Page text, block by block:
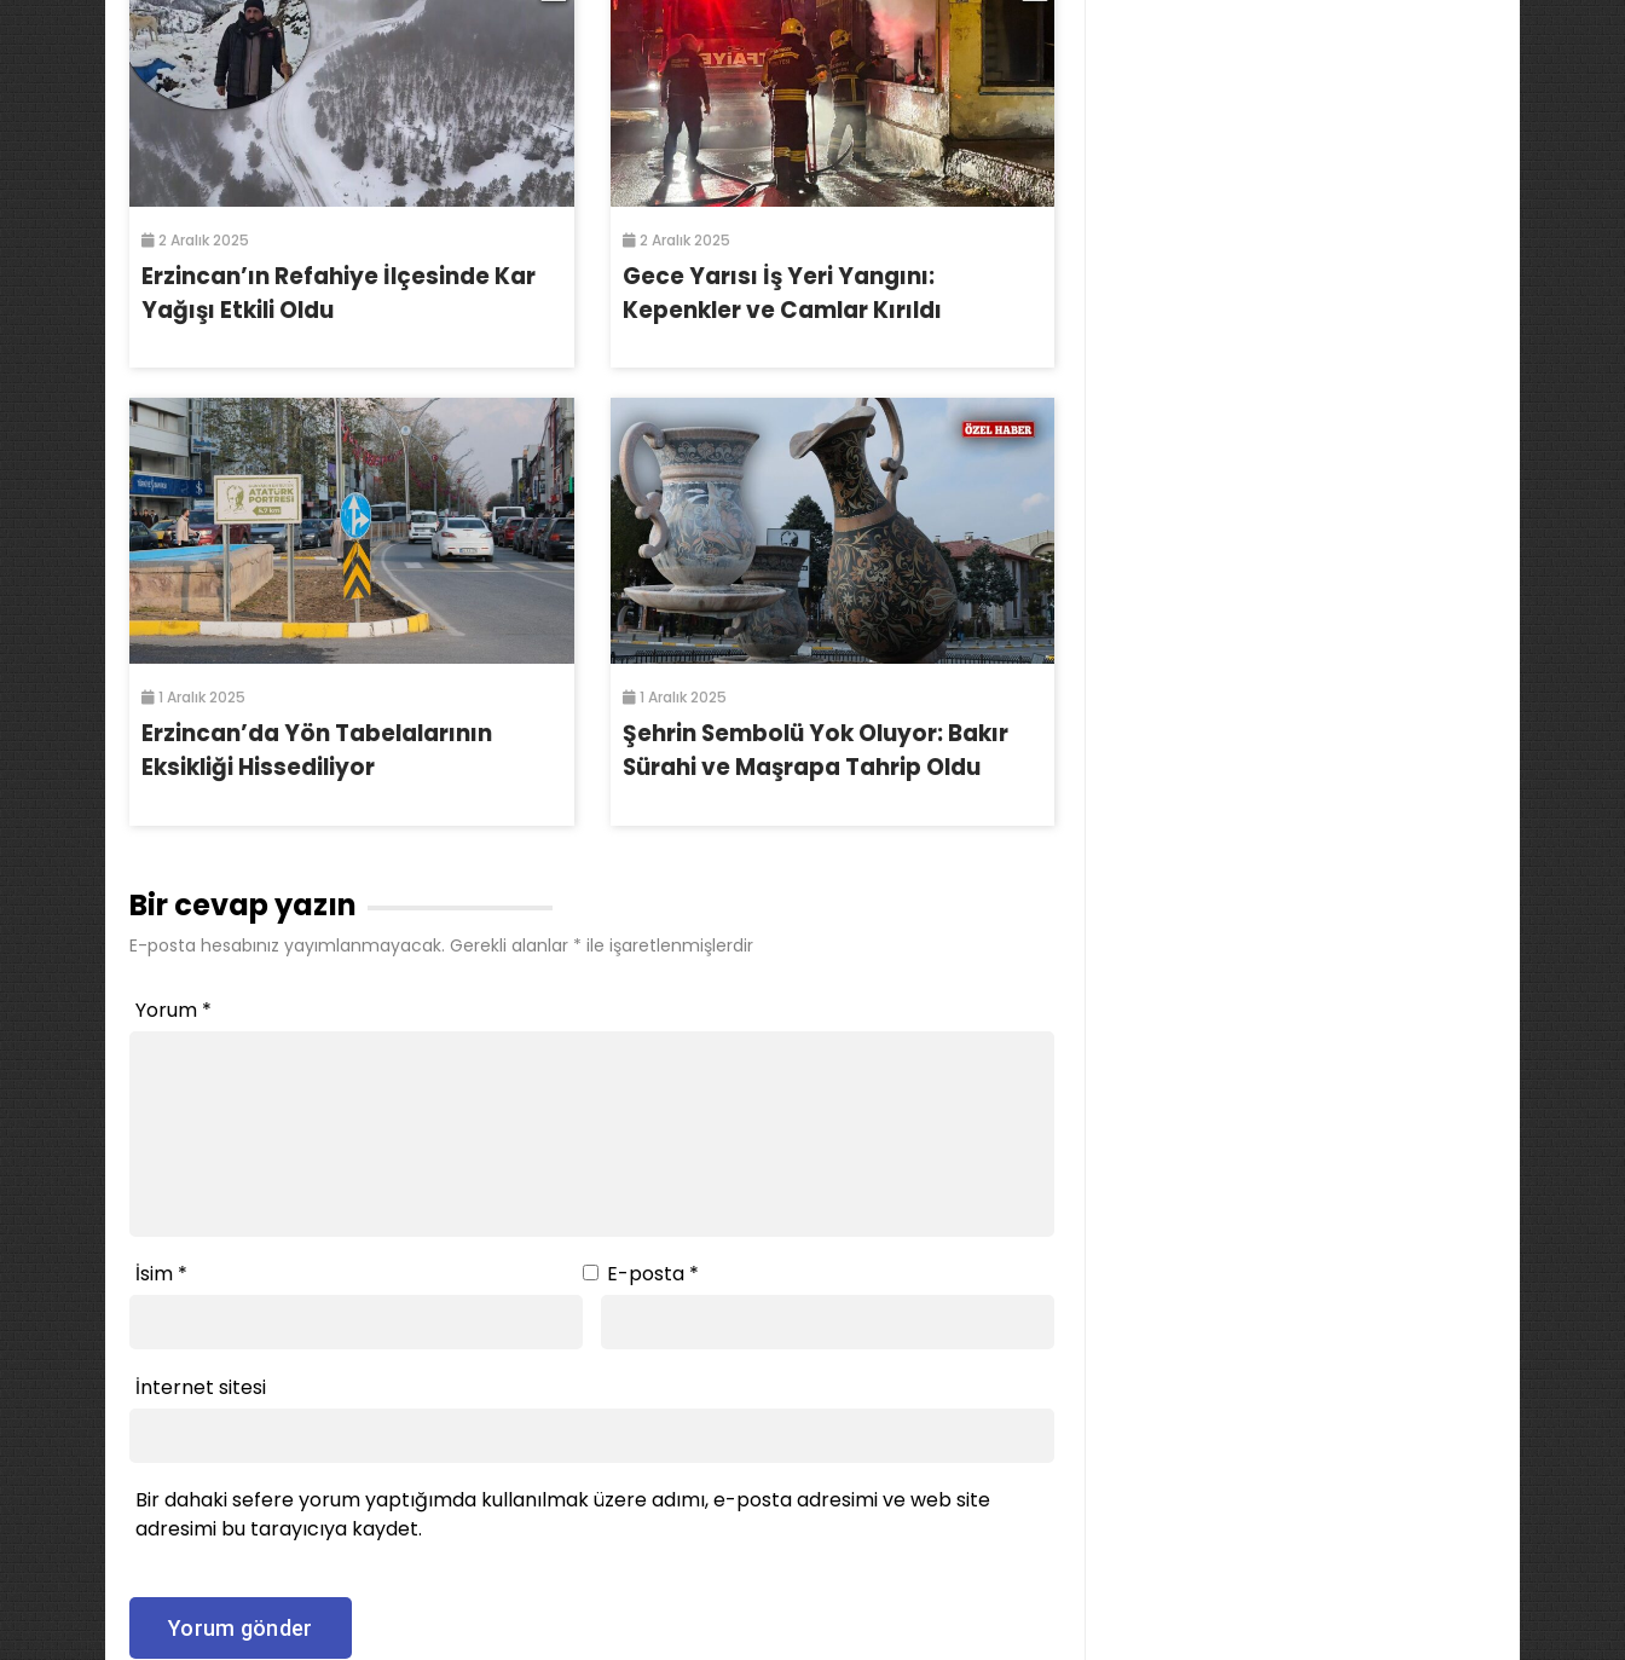
2 Aralık 2025
Erzincan’ın Refahiye İlçesinde Kar
Yağışı Etkili Oldu
2 Aralık 2025
Gece Yarısı İş Yeri Yangını:
Kepenkler ve Camlar Kırıldı
1 Aralık 2025
Erzincan’da Yön Tabelalarının
Eksikliği Hissediliyor
1 Aralık 2025
Şehrin Sembolü Yok Oluyor: Bakır
Sürahi ve Maşrapa Tahrip Oldu
Bir cevap yazın
E-posta hesabınız yayımlanmayacak. Gerekli alanlar * ile işaretlenmişlerdir
Yorum *
İsim * E-posta *
İnternet sitesi
Bir dahaki sefere yorum yaptığımda kullanılmak üzere adımı, e-posta adresimi ve web site
adresimi bu tarayıcıya kaydet.